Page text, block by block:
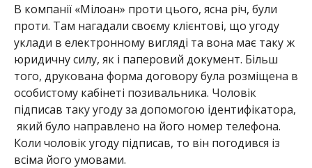
В компанії «Мілоан» проти цього, ясна річ, були
проти. Там нагадали своєму клієнтові, що угоду
уклади в електронному вигляді та вона має таку ж
юридичну силу, як і паперовий документ. Більш
того, друкована форма договору була розміщена в
особистому кабінеті позивальника. Чоловік
підписав таку угоду за допомогою ідентифікатора,
який було направлено на його номер телефона.
Коли чоловік угоду підписав, то він погодився із
всіма його умовами.